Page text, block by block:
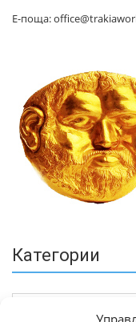
Е-поща:
Категории